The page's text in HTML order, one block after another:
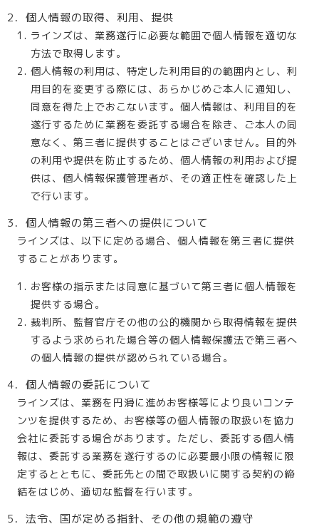
2．個人情報の取得、利用、提供
ラインズは、業務遂行に必要な範囲で個人情報を適切な
方法で取得します。
個人情報の利用は、特定した利用目的の範囲内とし、利
用目的を変更する際には、あらかじめご本人に通知し、
同意を得た上でおこないます。個人情報は、利用目的を
遂行するために業務を委託する場合を除き、ご本人の同
意なく、第三者に提供することはございません。目的外
の利用や提供を防止するため、個人情報の利用および提
供は、個人情報保護管理者が、その適正性を確認した上
で行います。
3．個人情報の第三者への提供について
ラインズは、以下に定める場合、個人情報を第三者に提供
することがあります。
お客様の指示または同意に基づいて第三者に個人情報を
提供する場合。
裁判所、監督官庁その他の公的機関から取得情報を提供
するよう求められた場合等の個人情報保護法で第三者へ
の個人情報の提供が認められている場合。
4．個人情報の委託について
ラインズは、業務を円滑に進めお客様等により良いコンテ
ンツを提供するため、お客様等の個人情報の取扱いを協力
会社に委託する場合があります。ただし、委託する個人情
報は、委託する業務を遂行するのに必要最小限の情報に限
定するとともに、委託先との間で取扱いに関する契約の締
結をはじめ、適切な監督を行います。
5．法令、国が定める指針、その他の規範の遵守